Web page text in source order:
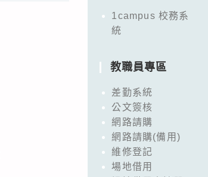
1campus 校務系
統
教職員專區
差勤系統
公文簽核
網路請購
網路請購(備用)
維修登記
場地借用